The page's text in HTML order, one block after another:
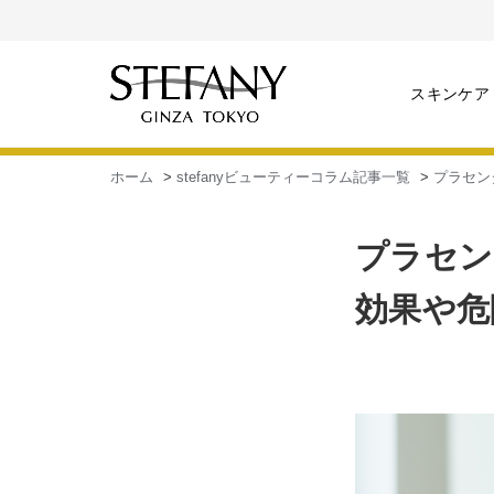
スキンケア
ホーム > stefanyビューティーコラム記事一覧 > プラセ
プラセ
効果や